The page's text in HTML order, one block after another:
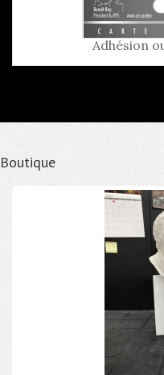
Adhésion
Boutique